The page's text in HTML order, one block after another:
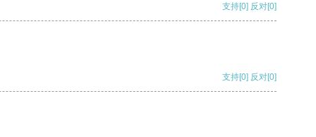
支持[0] 反对[0]
支持[0] 反对[0]